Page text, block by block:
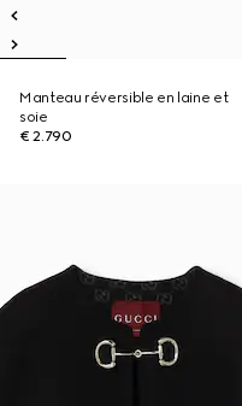
Manteau réversible en laine et
soie
€ 2.790